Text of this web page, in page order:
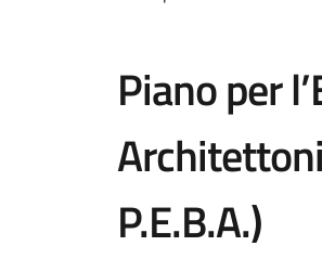
Piano per
P.E.B.A.)